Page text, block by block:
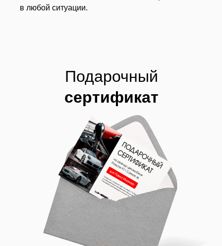
в любой ситуации.
Подарочный
сертификат